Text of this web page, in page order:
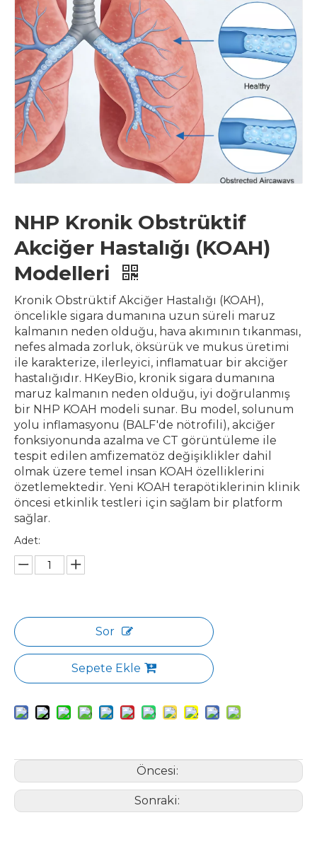
NHP Kronik Obstrüktif
Akciğer Hastalığı (KOAH)
Modelleri
Kronik Obstrüktif Akciğer Hastalığı (KOAH),
öncelikle sigara dumanına uzun süreli maruz
kalmanın neden olduğu, hava akımının tıkanması,
nefes almada zorluk, öksürük ve mukus üretimi
ile karakterize, ilerleyici, inflamatuar bir akciğer
hastalığıdır. HKeyBio, kronik sigara dumanına
maruz kalmanın neden olduğu, iyi doğrulanmış
bir NHP KOAH modeli sunar. Bu model, solunum
yolu inflamasyonu (BALF'de nötrofili), akciğer
fonksiyonunda azalma ve CT görüntüleme ile
tespit edilen amfizematöz değişiklikler dahil
olmak üzere temel insan KOAH özelliklerini
özetlemektedir. Yeni KOAH terapötiklerinin klinik
öncesi etkinlik testleri için sağlam bir platform
sağlar.
Adet:
Sor
Sepete Ekle
Öncesi:
Sonraki: